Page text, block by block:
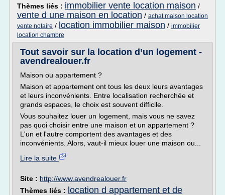
Thèmes liés : immobilier vente location maison /
vente d une maison en location / achat maison location
vente notaire / location immobilier maison / immobilier
location chambre
Tout savoir sur la location d’un logement -
avendrealouer.fr
Maison ou appartement ?
Maison et appartement ont tous les deux leurs avantages
et leurs inconvénients. Entre localisation recherchée et
grands espaces, le choix est souvent difficile.
Vous souhaitez louer un logement, mais vous ne savez
pas quoi choisir entre une maison et un appartement ?
L'un et l'autre comportent des avantages et des
inconvénients. Alors, vaut-il mieux louer une maison ou...
Lire la suite
Site : http://www.avendrealouer.fr
Thèmes liés : location d appartement et de